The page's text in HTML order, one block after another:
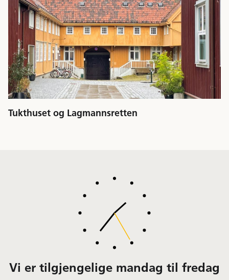
Tukthuset og Lagmannsretten
Vi er tilgjengelige mandag til fredag